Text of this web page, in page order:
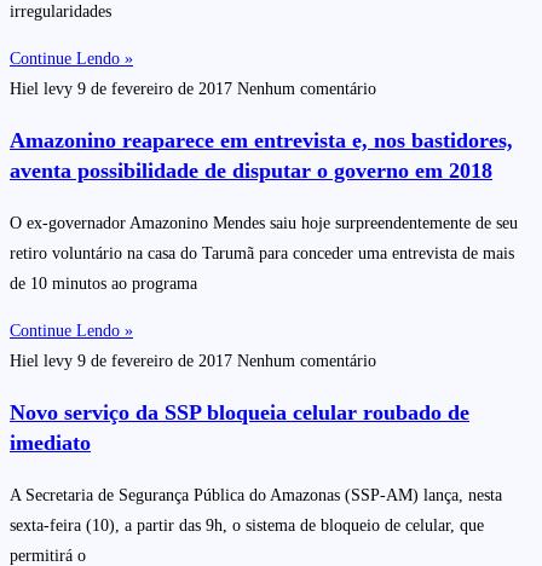
irregularidades
Continue Lendo »
Hiel levy 9 de fevereiro de 2017 Nenhum comentário
Amazonino reaparece em entrevista e, nos bastidores,
aventa possibilidade de disputar o governo em 2018
O ex-governador Amazonino Mendes saiu hoje surpreendentemente de seu
retiro voluntário na casa do Tarumã para conceder uma entrevista de mais
de 10 minutos ao programa
Continue Lendo »
Hiel levy 9 de fevereiro de 2017 Nenhum comentário
Novo serviço da SSP bloqueia celular roubado de
imediato
A Secretaria de Segurança Pública do Amazonas (SSP-AM) lança, nesta
sexta-feira (10), a partir das 9h, o sistema de bloqueio de celular, que
permitirá o